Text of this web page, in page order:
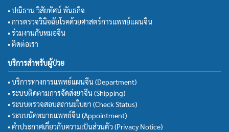
• ปณิธาน วิสัยทัศน์ พันธกิจ
• การตรวจวินิจฉัยโรคด้วยศาสตร์การแพทย์แผนจีน
• ร่วมงานกับหมอจีน
• ติดต่อเรา
บริการสำหรับผู้ป่วย
• บริการทางการแพทย์แผนจีน (Department)
• ระบบติดตามการจัดส่งยาจีน (Shipping)
• ระบบตรวจสอบสถานะใบยา (Check Status)
• ระบบนัดหมายแพทย์จีน (Appointment)
• คำประกาศเกี่ยวกับความเป็นส่วนตัว (Privacy Notice)